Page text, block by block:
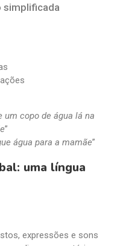
simplificada
um copo de água lá na
”
água para a mamãe”
uma língua
expressões e sons